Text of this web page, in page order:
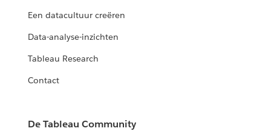
Een datacultuur creëren
Data-analyse-inzichten
Tableau Research
Contact
De Tableau Community